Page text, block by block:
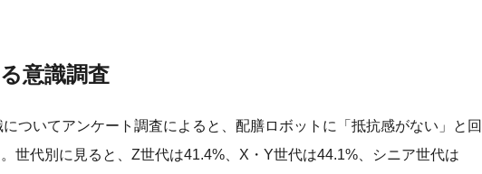
意識調査
ついてアンケート調査によると、配膳ロボットに「抵抗感がない」と回
世代別に見ると、Z世代は41.4%、X・Y世代は44.1%、シニア世代は